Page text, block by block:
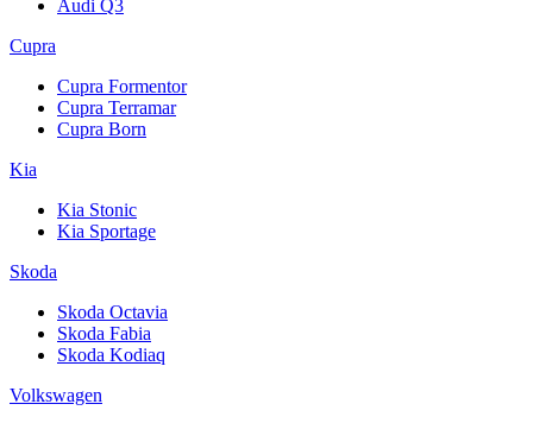
Audi Q3
Cupra
Cupra Formentor
Cupra Terramar
Cupra Born
Kia
Kia Stonic
Kia Sportage
Skoda
Skoda Octavia
Skoda Fabia
Skoda Kodiaq
Volkswagen